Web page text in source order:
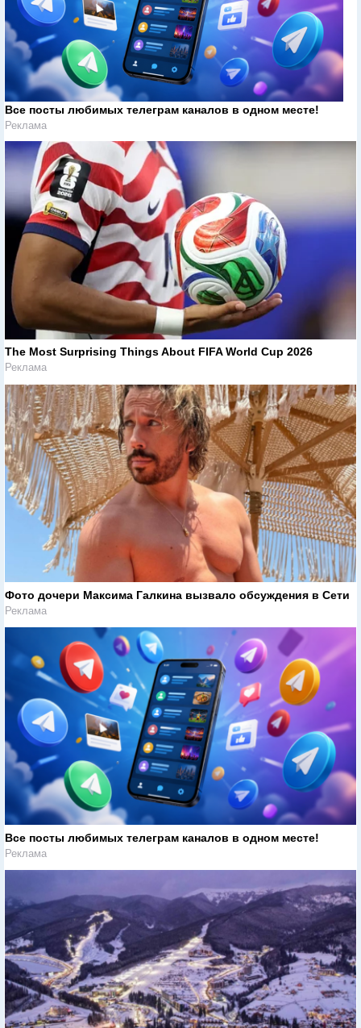
Все посты любимых телеграм каналов в одном месте!
Реклама
The Most Surprising Things About FIFA World Cup 2026
Реклама
Фото дочери Максима Галкина вызвало обсуждения в Сети
Реклама
Все посты любимых телеграм каналов в одном месте!
Реклама